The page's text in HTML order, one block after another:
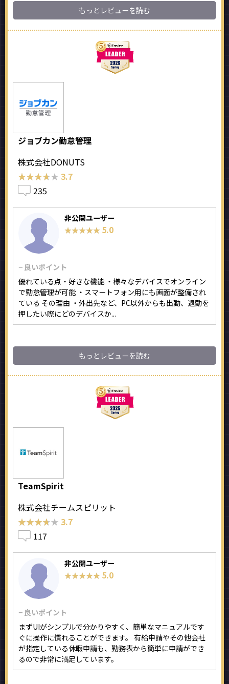
もっとレビューを読む
ジョブカン勤怠管理
株式会社DONUTS
★★★★★
★★★★★ 3.7
235
非公開ユーザー
★★★★★
★★★★★ 5.0
− 良いポイント
優れている点・好きな機能 ・様々なデバイスでオンライン
で勤怠管理が可能 ・スマートフォン用にも画面が整備され
ている その理由 ・外出先など、PC以外からも出勤、退勤を
押したい際にどのデバイスか...
もっとレビューを読む
TeamSpirit
株式会社チームスピリット
★★★★★
★★★★★ 3.7
117
非公開ユーザー
★★★★★
★★★★★ 5.0
− 良いポイント
まずUIがシンプルで分かりやすく、簡単なマニュアルです
ぐに操作に慣れることができます。 有給申請やその他会社
が指定している休暇申請も、勤務表から簡単に申請ができ
るので非常に満足しています。